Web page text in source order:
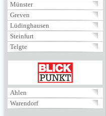
Münster
Greven
Lüdinghausen
Steinfurt
Telgte
BLICKPUNKT
Ahlen
Warendorf